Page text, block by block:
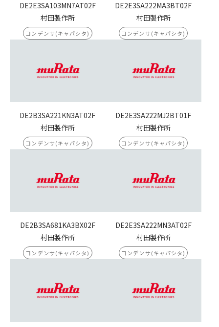
DE2E3SA103MN7AT02F
村田製作所
コンデンサ(キャパシタ)
DE2E3SA222MA3BT02F
村田製作所
コンデンサ(キャパシタ)
DE2B3SA221KN3AT02F
村田製作所
コンデンサ(キャパシタ)
DE2E3SA222MJ2BT01F
村田製作所
コンデンサ(キャパシタ)
DE2B3SA681KA3BX02F
村田製作所
コンデンサ(キャパシタ)
DE2E3SA222MN3AT02F
村田製作所
コンデンサ(キャパシタ)